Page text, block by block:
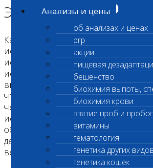
Анализы и цены
об анализах и ценах
prp
акции
пищевая
бешенство
биохимия выпоты,
биохимия крови
взятие проб и
витамины
гематология
генетика других
генетика кошек
Электрофорез
Качество и быстрота выполнения
исследований напрямую зависят от
используемого оборудования и
исследований. Все основные
выполняются на автоматических
что позволяет избежать ошибок,
человеческим фактором. В своей
используем современное
оборудование, предназначенное
действительно важно!)
ветеринарных целей.